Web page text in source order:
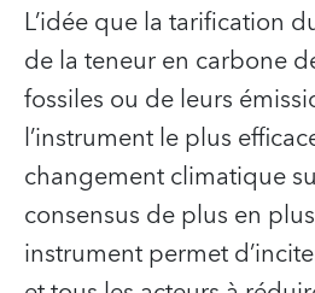
L’idée que la tarification
de la teneur en carbone
fossiles ou de leurs
l’instrument le plus
changement climatique
consensus de plus en
instrument permet